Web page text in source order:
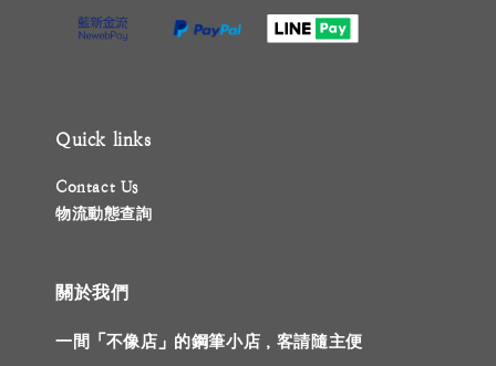
Quick links
Contact Us
物流動態查詢
關於我們
一間「不像店」的鋼筆小店，客請隨主便